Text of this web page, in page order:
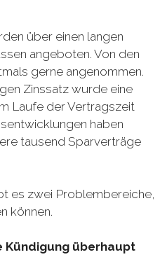
über einen langen
angeboten. Von den
gerne angenommen.
Zinssatz wurde eine
Laufe der Vertragszeit
haben
tausend Sparverträge
es zwei Problembereiche,
können.
Kündigung überhaupt